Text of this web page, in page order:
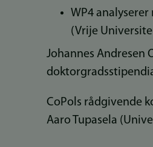
WP4
(Vrije
Johannes Andresen
CoPols rådgivende
Aaro Tupasela